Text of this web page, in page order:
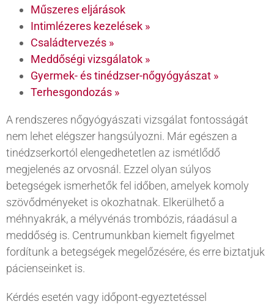
Műszeres eljárások
Intimlézeres kezelések »
Családtervezés »
Meddőségi vizsgálatok »
Gyermek- és tinédzser-nőgyógyászat »
Terhesgondozás »
A rendszeres nőgyógyászati vizsgálat fontosságát
nem lehet elégszer hangsúlyozni. Már egészen a
tinédzserkortól elengedhetetlen az ismétlődő
megjelenés az orvosnál. Ezzel olyan súlyos
betegségek ismerhetők fel időben, amelyek komoly
szövődményeket is okozhatnak. Elkerülhető a
méhnyakrák, a mélyvénás trombózis, ráadásul a
meddőség is. Centrumunkban kiemelt figyelmet
fordítunk a betegségek megelőzésére, és erre biztatjuk
pácienseinket is.
Kérdés esetén vagy időpont-egyeztetéssel